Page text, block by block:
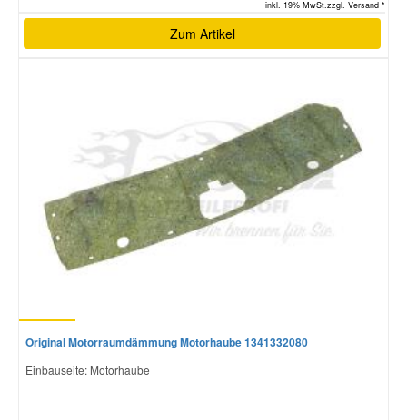
inkl. 19% MwSt.zzgl. Versand *
Zum Artikel
Original Motorraumdämmung Motorhaube 1341332080
Einbauseite: Motorhaube